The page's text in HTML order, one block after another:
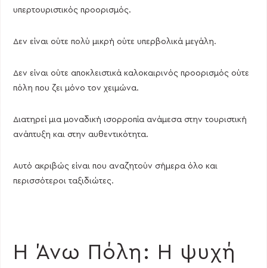
υπερτουριστικός προορισμός.
Δεν είναι ούτε πολύ μικρή ούτε υπερβολικά μεγάλη.
Δεν είναι ούτε αποκλειστικά καλοκαιρινός προορισμός ούτε
πόλη που ζει μόνο τον χειμώνα.
Διατηρεί μια μοναδική ισορροπία ανάμεσα στην τουριστική
ανάπτυξη και στην αυθεντικότητα.
Αυτό ακριβώς είναι που αναζητούν σήμερα όλο και
περισσότεροι ταξιδιώτες.
Η Άνω Πόλη: Η ψυχή